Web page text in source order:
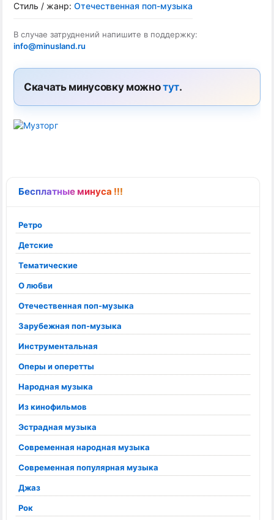
Бесплатные минуса !!!
Ретро
Детские
Тематические
О любви
Отечественная поп-музыка
Зарубежная поп-музыка
Инструментальная
Оперы и оперетты
Народная музыка
Из кинофильмов
Эстрадная музыка
Современная народная музыка
Современная популярная музыка
Джаз
Рок
Стиль / жанр: Отечественная поп-музыка
В случае затруднений напишите в поддержку:
info@minusland.ru
Скачать минусовку можнотут.